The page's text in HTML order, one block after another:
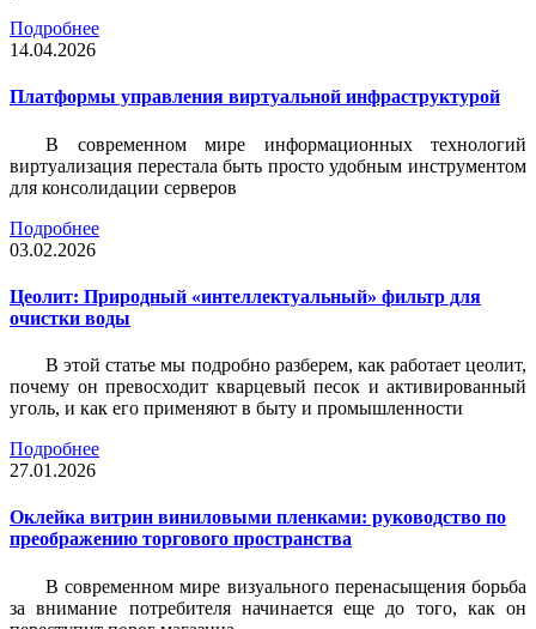
Подробнее
14.04.2026
Платформы управления виртуальной инфраструктурой
В современном мире информационных технологий
виртуализация перестала быть просто удобным инструментом
для консолидации серверов
Подробнее
03.02.2026
Цеолит: Природный «интеллектуальный» фильтр для
очистки воды
В этой статье мы подробно разберем, как работает цеолит,
почему он превосходит кварцевый песок и активированный
уголь, и как его применяют в быту и промышленности
Подробнее
27.01.2026
Оклейка витрин виниловыми пленками: руководство по
преображению торгового пространства
В современном мире визуального перенасыщения борьба
за внимание потребителя начинается еще до того, как он